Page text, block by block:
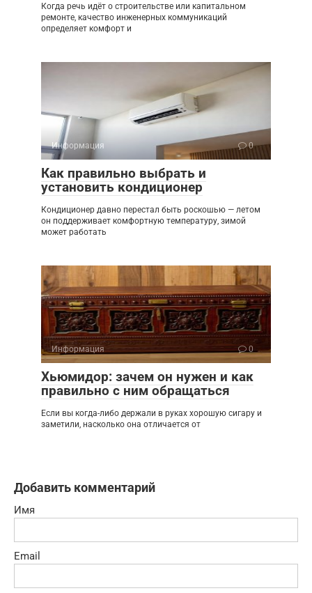
Когда речь идёт о строительстве или капитальном
ремонте, качество инженерных коммуникаций
определяет комфорт и
Информация 0
Как правильно выбрать и
установить кондиционер
Кондиционер давно перестал быть роскошью — летом
он поддерживает комфортную температуру, зимой
может работать
Информация 0
Хьюмидор: зачем он нужен и как
правильно с ним обращаться
Если вы когда-либо держали в руках хорошую сигару и
заметили, насколько она отличается от
Добавить комментарий
Имя
Email